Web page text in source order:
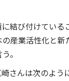
結び付けている
産業活性化と新
。
さんは次のよう